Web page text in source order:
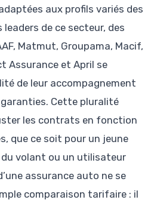
aux profils variés des
de ce secteur, des
Matmut, Groupama, Macif,
Assurance et April se
de leur accompagnement
Cette pluralité
les contrats en fonction
que ce soit pour un jeune
volant ou un utilisateur
assurance auto ne se
comparaison tarifaire : il